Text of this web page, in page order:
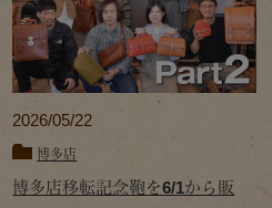
2026/05/22
博多店
博多店移転記念鞄を6/1から販